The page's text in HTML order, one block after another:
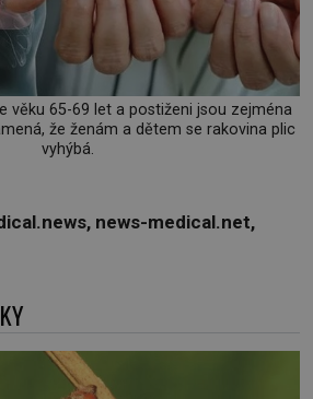
věku 65-69 let a postiženi jsou zejména
že ženám a dětem se rakovina plic
vyhýbá.
news-medical.net,